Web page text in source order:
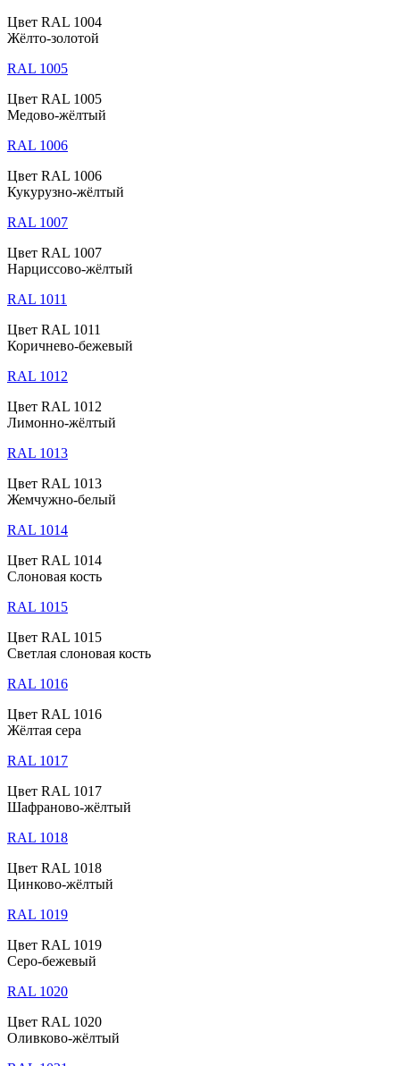
Цвет RAL 1004
Жёлто-золотой
RAL 1005
Цвет RAL 1005
Медово-жёлтый
RAL 1006
Цвет RAL 1006
Кукурузно-жёлтый
RAL 1007
Цвет RAL 1007
Нарциссово-жёлтый
RAL 1011
Цвет RAL 1011
Коричнево-бежевый
RAL 1012
Цвет RAL 1012
Лимонно-жёлтый
RAL 1013
Цвет RAL 1013
Жемчужно-белый
RAL 1014
Цвет RAL 1014
Слоновая кость
RAL 1015
Цвет RAL 1015
Светлая слоновая кость
RAL 1016
Цвет RAL 1016
Жёлтая сера
RAL 1017
Цвет RAL 1017
Шафраново-жёлтый
RAL 1018
Цвет RAL 1018
Цинково-жёлтый
RAL 1019
Цвет RAL 1019
Серо-бежевый
RAL 1020
Цвет RAL 1020
Оливково-жёлтый